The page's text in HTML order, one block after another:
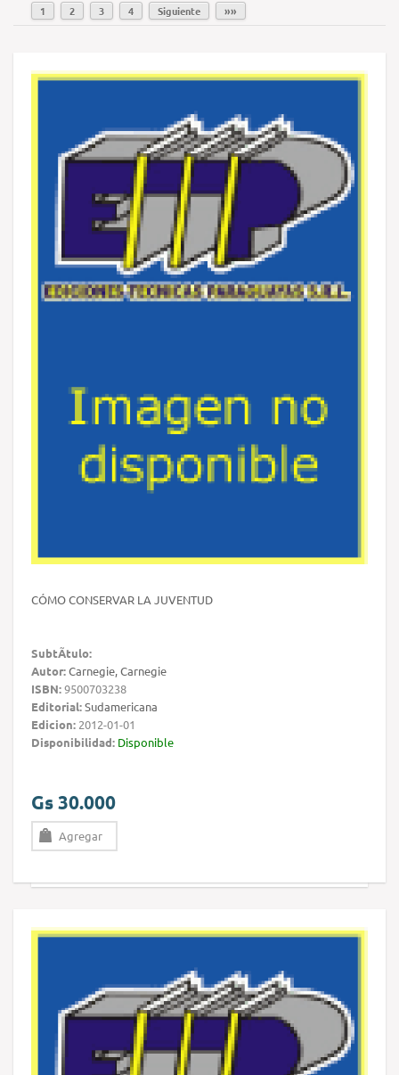
1 2 3 4 Siguiente »»
CÓMO CONSERVAR LA JUVENTUD
SubtÃ­tulo:
Autor:Carnegie, Carnegie
ISBN:9500703238
Editorial:Sudamericana
Edicion: 2012-01-01
Disponibilidad: Disponible
Gs 30.000
Agregar